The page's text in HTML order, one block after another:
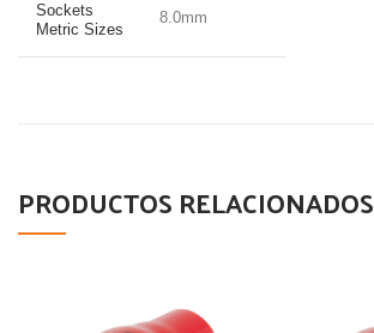
Sockets
Metric Sizes
8.0mm
PRODUCTOS RELACIONADOS